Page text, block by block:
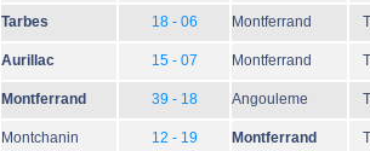
Tarbes 18 - 06 Montferrand T
Aurillac 15 - 07 Montferrand T
Montferrand 39 - 18 Angouleme T
Montchanin 12 - 19 Montferrand T